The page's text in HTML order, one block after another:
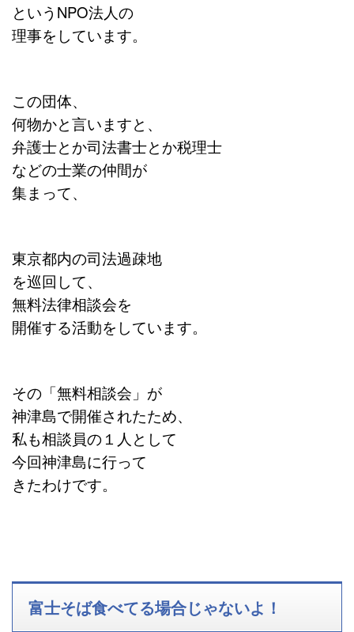
というNPO法人の
理事をしています。
この団体、
何物かと言いますと、
弁護士とか司法書士とか税理士
などの士業の仲間が
集まって、
東京都内の司法過疎地
を巡回して、
無料法律相談会を
開催する活動をしています。
その「無料相談会」が
神津島で開催されたため、
私も相談員の１人として
今回神津島に行って
きたわけです。
富士そば食べてる場合じゃないよ！